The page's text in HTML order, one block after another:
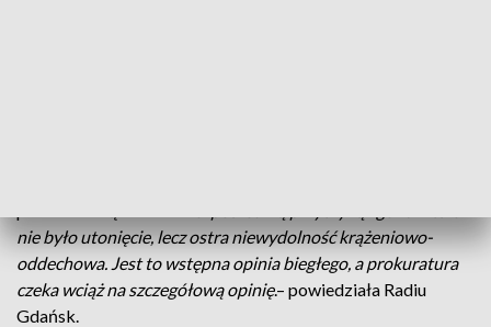
nie było utonięcie, lecz ostra niewydolność krążeniowo-
oddechowa. Jest to wstępna opinia biegłego, a prokuratura
czeka wciąż na szczegółową opinię.– powiedziała Radiu
Gdańsk.